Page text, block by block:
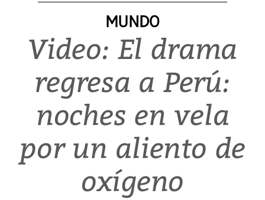
MUNDO
Video: El drama
regresa a Perú:
noches en vela
por un aliento de
oxígeno